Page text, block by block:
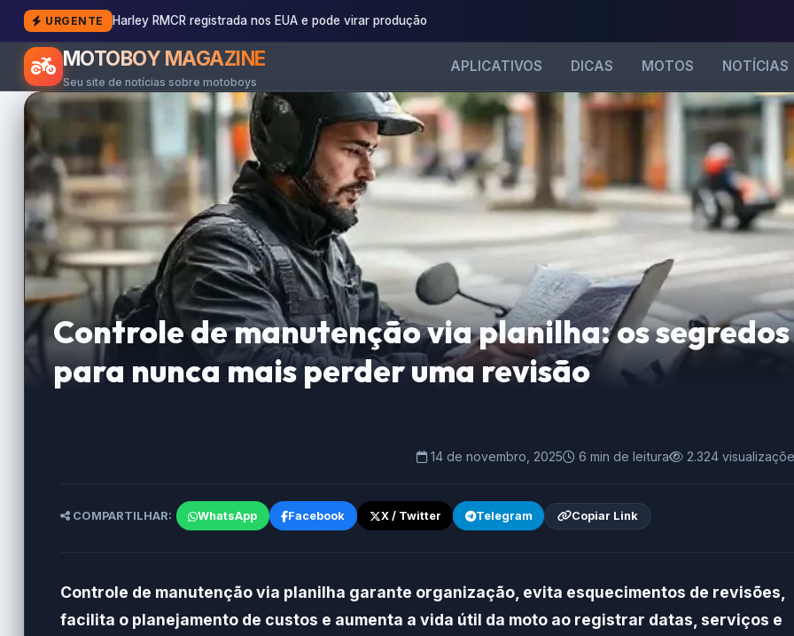
URGENTE Harley RMCR registrada nos EUA e pode virar produção
MOTOBOY MAGAZINE
Seu site de notícias sobre motoboys
APLICATIVOS DICAS MOTOS NOTÍCIAS
Controle de manutenção via planilha: os segredos
para nunca mais perder uma revisão
14 de novembro, 2025 6 min de leitura 2.324
COMPARTILHAR: WhatsApp Facebook X / Twitter Telegram Copiar Link
Controle de manutenção via planilha garante organização, evita esquecimentos de revisões,
facilita o planejamento de custos e aumenta a vida útil da moto ao registrar datas, serviços e